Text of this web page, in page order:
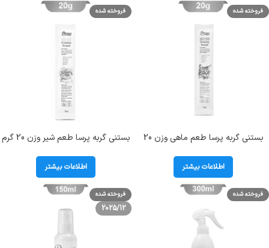
فروخته شده
بستنی گربه پرسا طعم ماهی وزن 20
Fish
اطلاعات بیشتر
فروخته شده
بستنی گربه پرسا طعم شیر وزن 20 گرم
اطلاعات بیشتر
فروخته شده فروخته شده
2025/12